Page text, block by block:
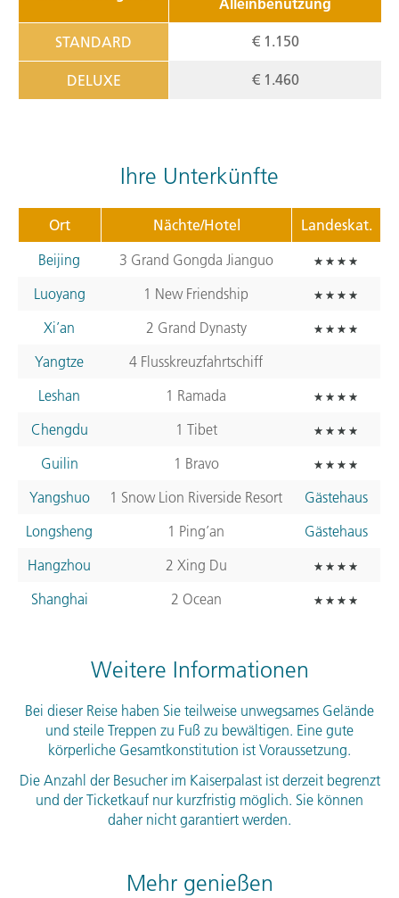
STANDARD € 1.150
DELUXE € 1.460
Ihre Unterkünfte
Ort Nächte/Hotel
Landeskat.
Beijing
3 Grand Gongda Jianguo
Luoyang
1 New Friendship
Xi’an
2 Grand Dynasty
Yangtze
4 Flusskreuzfahrtschiff
Leshan
1 Ramada
Chengdu
1 Tibet
Guilin
1 Bravo
Yangshuo
1 Snow Lion Riverside Resort
Gästehaus
Longsheng
1 Ping’an
Gästehaus
Hangzhou
2 Xing Du
Shanghai
2 Ocean
Weitere Informationen
Bei dieser Reise haben Sie teilweise unwegsames Gelände
und steile Treppen zu Fuß zu bewältigen. Eine gute
körperliche Gesamtkonstitution ist Voraussetzung.
Die Anzahl der Besucher im Kaiserpalast ist derzeit begrenzt
und der Ticketkauf nur kurzfristig möglich. Sie können
daher nicht garantiert werden.
Mehr genießen